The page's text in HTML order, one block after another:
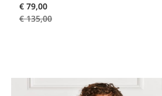
€ 79,00
€ 135,00